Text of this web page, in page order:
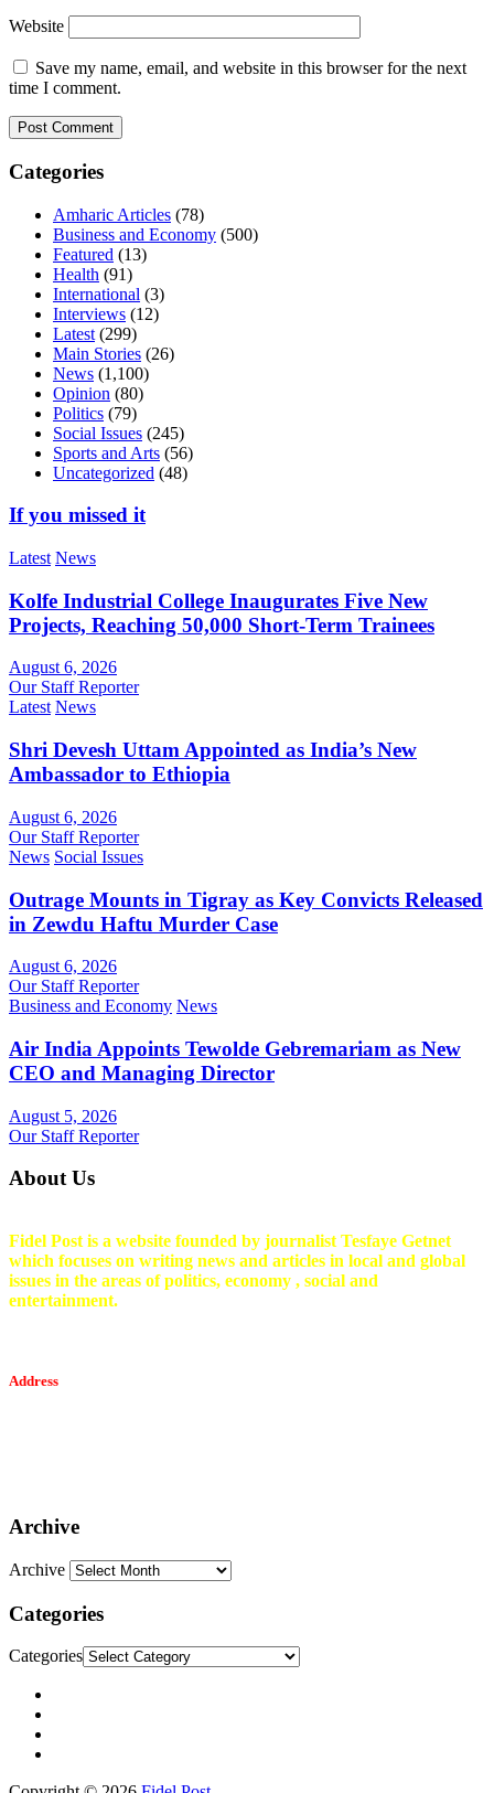
Website
Save my name, email, and website in this browser for the next
time I comment.
Categories
Amharic Articles (78)
Business and Economy (500)
Featured (13)
Health (91)
International (3)
Interviews (12)
Latest (299)
Main Stories (26)
News (1,100)
Opinion (80)
Politics (79)
Social Issues (245)
Sports and Arts (56)
Uncategorized (48)
If you missed it
Latest News
Kolfe Industrial College Inaugurates Five New
Projects, Reaching 50,000 Short-Term Trainees
August 6, 2026
Our Staff Reporter
Latest News
Shri Devesh Uttam Appointed as India’s New
Ambassador to Ethiopia
August 6, 2026
Our Staff Reporter
News Social Issues
Outrage Mounts in Tigray as Key Convicts Released
in Zewdu Haftu Murder Case
August 6, 2026
Our Staff Reporter
Business and Economy News
Air India Appoints Tewolde Gebremariam as New
CEO and Managing Director
August 5, 2026
Our Staff Reporter
About Us
Fidel Post is a website founded by journalist Tesfaye Getnet
which focuses on writing news and articles in local and global
issues in the areas of politics, economy , social and
entertainment.
Address
Archive
Archive
Categories
Categories